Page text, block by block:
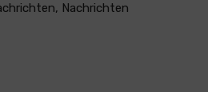
Nachrichten